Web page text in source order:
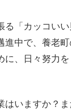
「カッコい
中で、養老
、日々努力
いますか？